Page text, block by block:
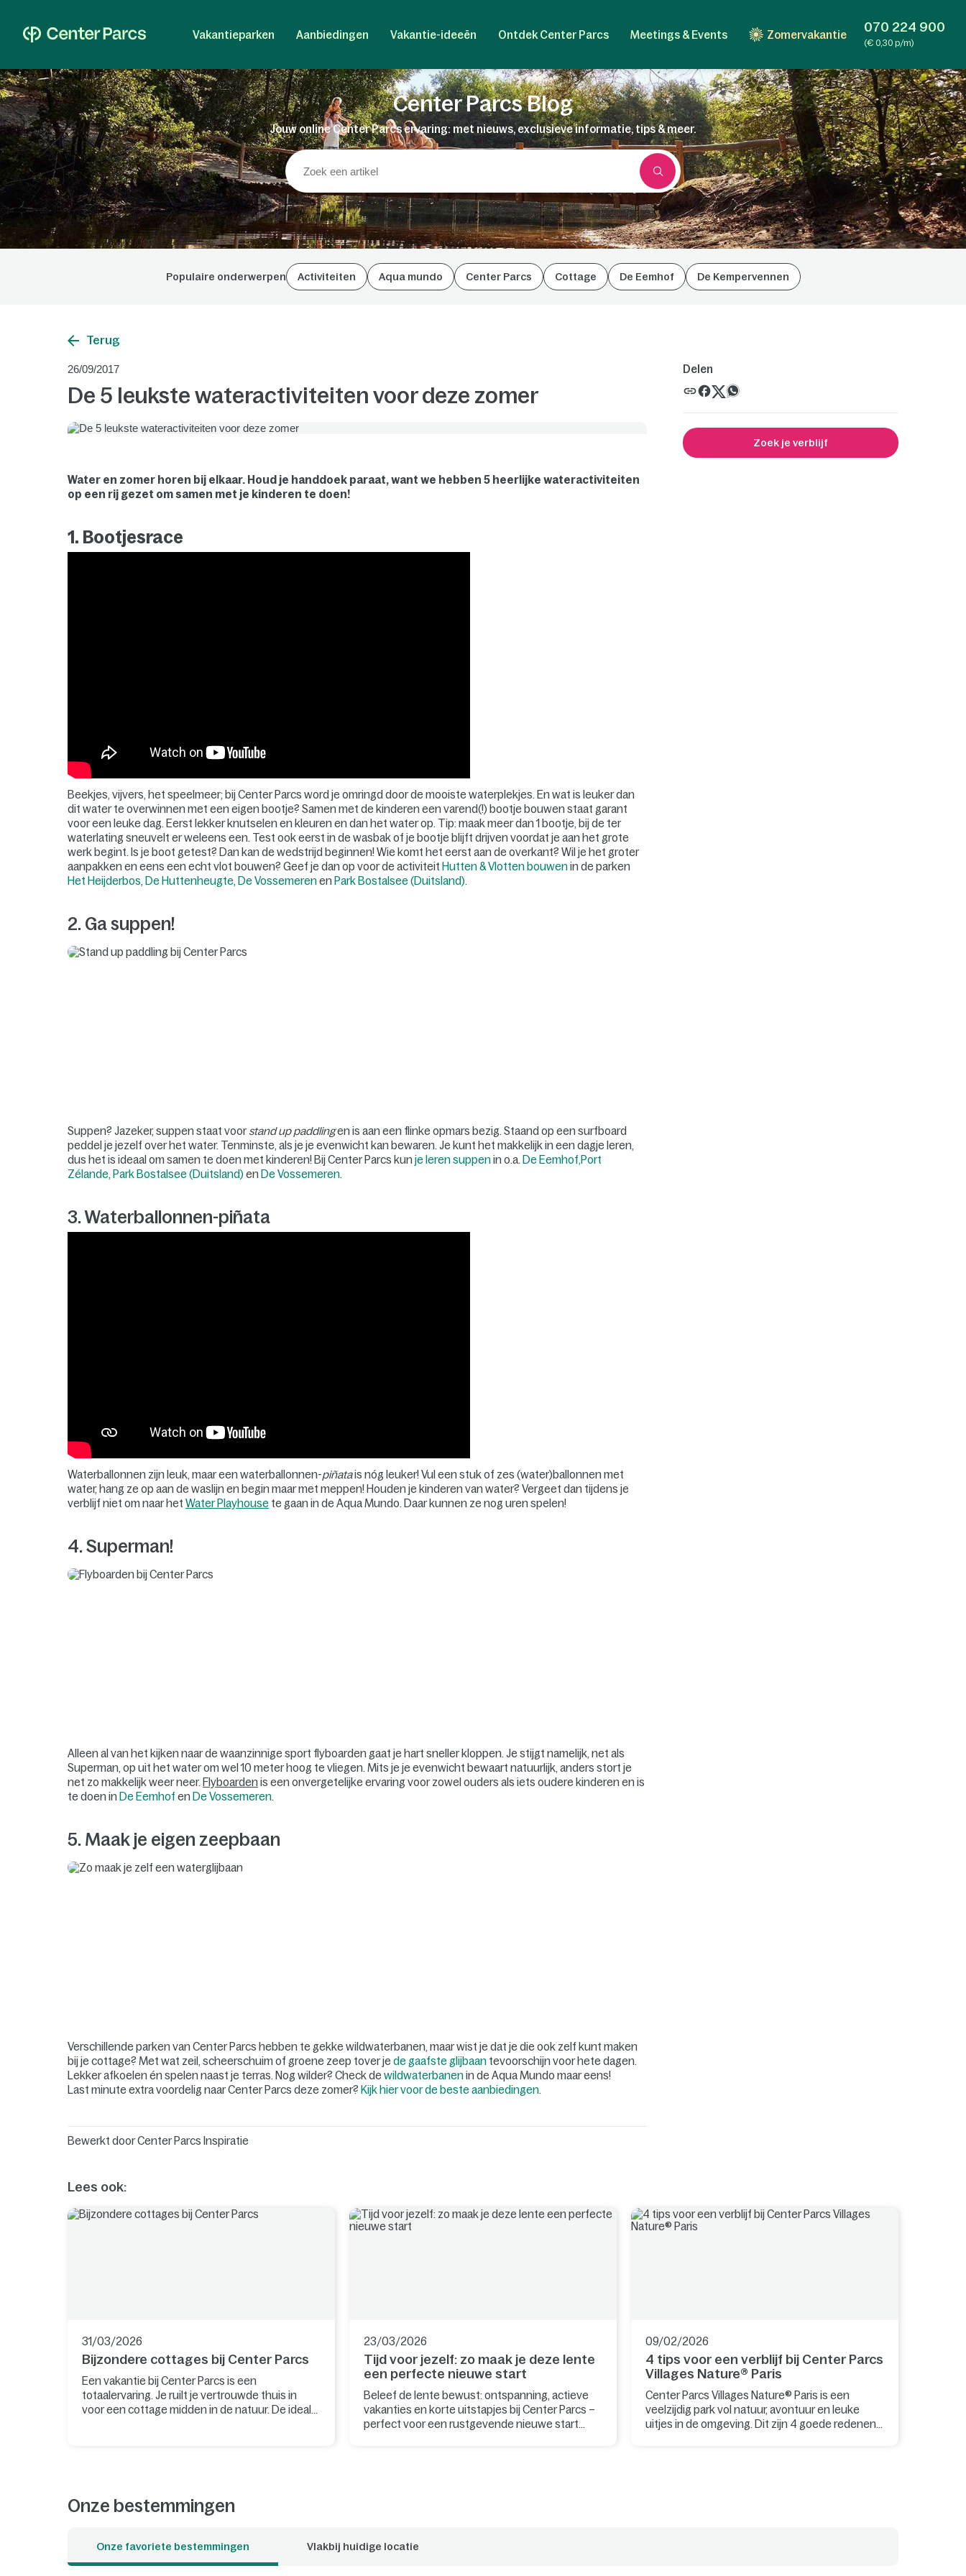
Vakantieparken Aanbiedingen Vakantie-ideeën Ontdek Center Parcs Meetings & Events Zomervakantie 070 224 900
(€ 0,30 p/m)
Center Parcs Blog
Jouw online Center Parcs ervaring: met nieuws, exclusieve informatie, tips & meer.
Populaire onderwerpen Activiteiten Aqua mundo Center Parcs Cottage De Eemhof De Kempervennen
Terug
26/09/2017
De 5 leukste wateractiviteiten voor deze zomer
Water en zomer horen bij elkaar. Houd je handdoek paraat, want we hebben 5 heerlijke wateractiviteiten
op een rij gezet om samen met je kinderen te doen!
1. Bootjesrace
Beekjes, vijvers, het speelmeer; bij Center Parcs word je omringd door de mooiste waterplekjes. En wat is leuker dan
dit water te overwinnen met een eigen bootje? Samen met de kinderen een varend(!) bootje bouwen staat garant
voor een leuke dag. Eerst lekker knutselen en kleuren en dan het water op. Tip: maak meer dan 1 bootje, bij de ter
waterlating sneuvelt er weleens een. Test ook eerst in de wasbak of je bootje blijft drijven voordat je aan het grote
werk begint. Is je boot getest? Dan kan de wedstrijd beginnen! Wie komt het eerst aan de overkant? Wil je het groter
aanpakken en eens een echt vlot bouwen? Geef je dan op voor de activiteit Hutten & Vlotten bouwenin de parken
Het Heijderbos, De Huttenheugte, De Vossemerenen Park Bostalsee (Duitsland).
2. Ga suppen!
Suppen? Jazeker, suppen staat voorstand up paddlingen is aan een flinke opmars bezig. Staand op een surfboard
peddel je jezelf over het water. Tenminste, als je je evenwicht kan bewaren. Je kunt het makkelijk in een dagje leren,
dus het is ideaal om samen te doen met kinderen! Bij Center Parcs kunje leren suppenin o.a. De Eemhof,Port
Zélande, Park Bostalsee (Duitsland) en De Vossemeren.
3. Waterballonnen-piñata
Waterballonnen zijn leuk, maar een waterballonnen-piñatais nóg leuker! Vul een stuk of zes (water)ballonnen met
water, hang ze op aan de waslijn en begin maar met meppen! Houden je kinderen van water? Vergeet dan tijdens je
verblijf niet om naar hetWater Playhouse te gaan in de Aqua Mundo. Daar kunnen ze nog uren spelen!
4. Superman!
Alleen al van het kijken naar de waanzinnige sport flyboarden gaat je hart sneller kloppen. Je stijgt namelijk, net als
Superman, op uit het water om wel 10 meter hoog te vliegen. Mits je je evenwicht bewaart natuurlijk, anders stort je
net zo makkelijk weer neer. Flyboardenis een onvergetelijke ervaring voor zowel ouders als iets oudere kinderen en is
te doen in De Eemhofen De Vossemeren.
5. Maak je eigen zeepbaan
Verschillende parken van Center Parcs hebben te gekke wildwaterbanen, maar wist je dat je die ook zelf kunt maken
bij je cottage? Met wat zeil, scheerschuim of groene zeep tover jede gaafste glijbaan tevoorschijn voor hete dagen.
Lekker afkoelen én spelen naast je terras. Nog wilder? Check dewildwaterbanenin de Aqua Mundo maar eens!
Last minute extra voordelig naar Center Parcs deze zomer? Kijk hier voor de beste aanbiedingen.
Bewerkt doorCenter Parcs Inspiratie
Delen
Zoek je verblijf
Lees ook:
31/03/2026
Bijzondere cottages bij Center Parcs
Een vakantie bij Center Parcs is een
totaalervaring. Je ruilt je vertrouwde thuis in
voor een cottage midden in de natuur. De ideale
23/03/2026
Tijd voor jezelf: zo maak je deze lente
een perfecte nieuwe start
Beleef de lente bewust: ontspanning, actieve
vakanties en korte uitstapjes bij Center Parcs –
perfect voor een rustgevende nieuwe start
09/02/2026
4 tips voor een verblijf bij Center Parcs
Villages Nature® Paris
Center Parcs Villages Nature® Paris is een
veelzijdig park vol natuur, avontuur en leuke
uitjes in de omgeving. Dit zijn 4 goede redenen
Onze bestemmingen
Onze favoriete bestemmingen Vlakbij huidige locatie